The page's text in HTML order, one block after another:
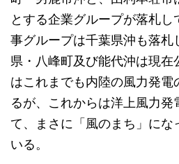
とする企業グループが落札
事グループは千葉県沖も落札
県・八峰町及び能代沖は現在
はこれまでも内陸の風力発電
るが、これからは洋上風力発
て、まさに「風のまち」にな
いる。